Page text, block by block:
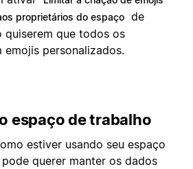
proprietários do espaço de
quiserem que todos os
emojis personalizados.
espaço de trabalho
estiver usando seu espaço
querer manter os dados